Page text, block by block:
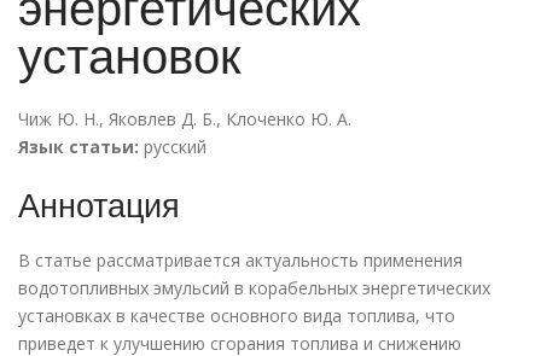
установок
Чиж Ю. Н., Яковлев Д. Б., Клоченко Ю. А.
Язык статьи: русский
Аннотация
В статье рассматривается актуальность применения
водотопливных эмульсий в корабельных энергетических
установках в качестве основного вида топлива, что
приведет к улучшению сгорания топлива и снижению